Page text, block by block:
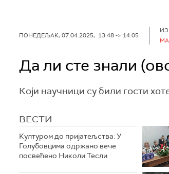
ПОНЕДЕЉАК, 07.04.2025, 13:48 -> 14:05
Да ли сте знали
Који научници су били гости
ВЕСТИ
Културом до пријатељства: У
Голубовцима одржано вече
посвећено Николи Тесли